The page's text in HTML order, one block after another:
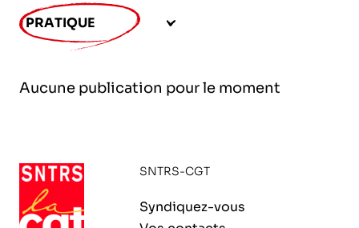
INED – Institut national d’études
démographiques
l’exploitation de la mer
ADHÉRER
PRATIQUE
Aucune publication pour le moment
SNTRS-CGT
Syndiquez-vous